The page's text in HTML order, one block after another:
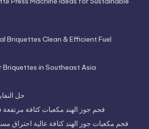
Briquettes Clean & Efficient Fuel
in Southeast Asia
حل
فحم جوز الهند مكعبات كثافة مرتفعة
فحم مكعبات جوز الهند كثافة عالية احتراق